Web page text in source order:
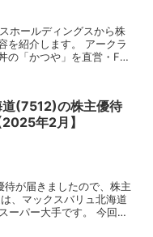
ホールディングスから株
を紹介します。 アークラ
の「かつや」を直営・FC
道(7512)の株主優待
年2月】
が届きましたので、株主
、マックスバリュ北海道
ーパー大手です。 今回届